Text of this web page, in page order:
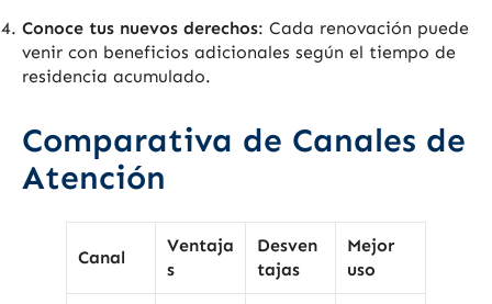
Conoce tus nuevos derechos: Cada renovación puede
venir con beneficios adicionales según el tiempo de
residencia acumulado.
Comparativa de Canales de
Atención
Canal
Ventaja
s
Desven
tajas
Mejor
uso